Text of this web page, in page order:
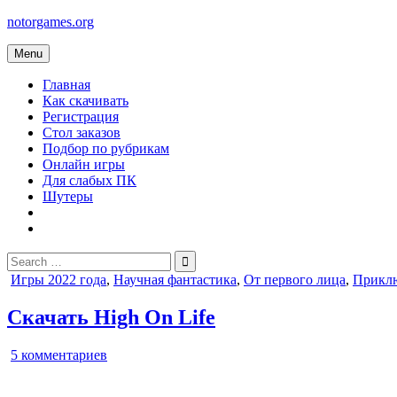
Skip
content
notorgames.org
Menu
Главная
Как скачивать
Регистрация
Стол заказов
Подбор по рубрикам
Онлайн игры
Для слабых ПК
Шутеры
Search
for:
Posted
Игры 2022 года, Научная фантастика, От первого лица,
Скачать High On Life
5 комментариев